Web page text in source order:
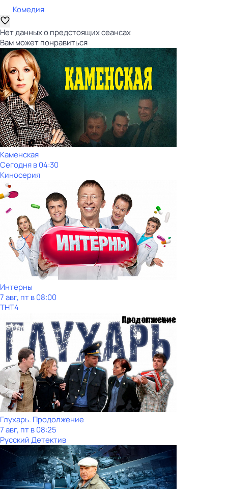
Комедия
Нет данных о предстоящих сеансах
Вам может понравиться
Каменская
Сегодня в 04:30
Киносерия
Интерны
7 авг, пт в 08:00
ТНТ4
Глухарь. Продолжение
7 авг, пт в 08:25
Русский Детектив